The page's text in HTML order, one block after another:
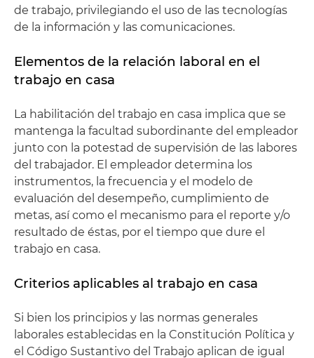
de trabajo, privilegiando el uso de las tecnologías
de la información y las comunicaciones.
Elementos de la relación laboral en el
trabajo en casa
La habilitación del trabajo en casa implica que se
mantenga la facultad subordinante del empleador
junto con la potestad de supervisión de las labores
del trabajador. El empleador determina los
instrumentos, la frecuencia y el modelo de
evaluación del desempeño, cumplimiento de
metas, así como el mecanismo para el reporte y/o
resultado de éstas, por el tiempo que dure el
trabajo en casa.
Criterios aplicables al trabajo en casa
Si bien los principios y las normas generales
laborales establecidas en la Constitución Política y
el Código Sustantivo del Trabajo aplican de igual